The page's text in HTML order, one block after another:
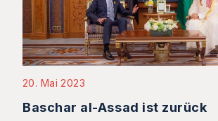
20. Mai 2023
Baschar al-Assad ist zurück